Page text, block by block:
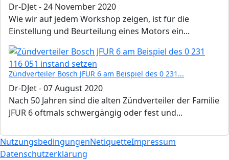
Dr-DJet-24 November 2020
Wie wir auf jedem Workshop zeigen, ist für die
Einstellung und Beurteilung eines Motors ein...
Zündverteiler Bosch JFUR 6 am Beispiel des 0 231...
Dr-DJet-07 August 2020
Nach 50 Jahren sind die alten Zündverteiler der Familie
JFUR 6 oftmals schwergängig oder fest und...
NutzungsbedingungenNetiquetteImpressum
Datenschutzerklärung